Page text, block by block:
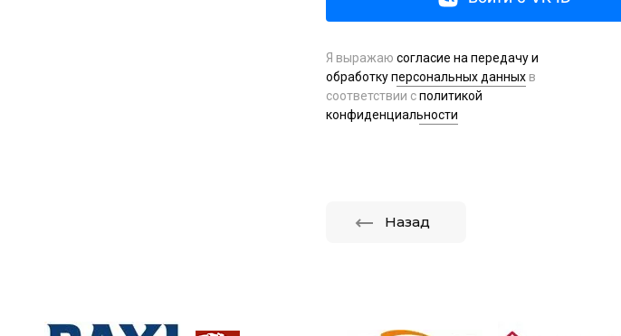
Я выражаю согласие на передачу и
обработку персональных данных в
соответствии сполитикой
конфиденциальности
Назад